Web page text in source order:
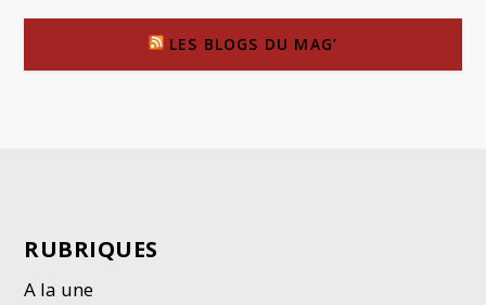
LES BLOGS DU MAG’
RUBRIQUES
A la une